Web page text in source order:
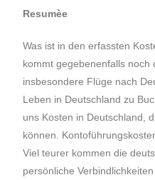
Resumèe
Was ist in den erfassten
kommt gegebenenfalls noch
insbesondere Flüge nach
Leben in Deutschland zu
uns Kosten in Deutschland,
können.
Viel teurer kommen die
persönliche